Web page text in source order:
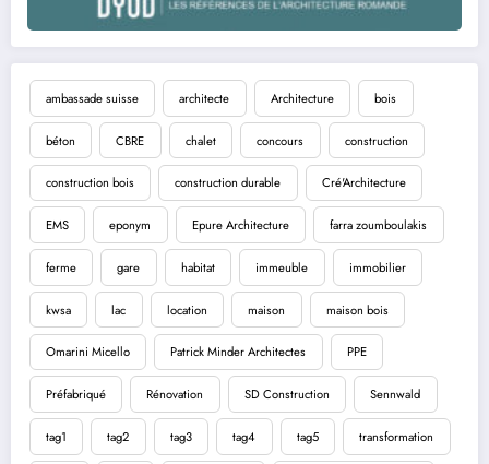
ambassade suisse architecte Architecture bois
béton CBRE chalet concours construction
construction bois construction durable Cré'Architecture
EMS eponym Epure Architecture farra zoumboulakis
ferme gare habitat immeuble immobilier
kwsa lac location maison maison bois
Omarini Micello Patrick Minder Architectes PPE
Préfabriqué Rénovation SD Construction Sennwald
tag1 tag2 tag3 tag4 tag5 transformation